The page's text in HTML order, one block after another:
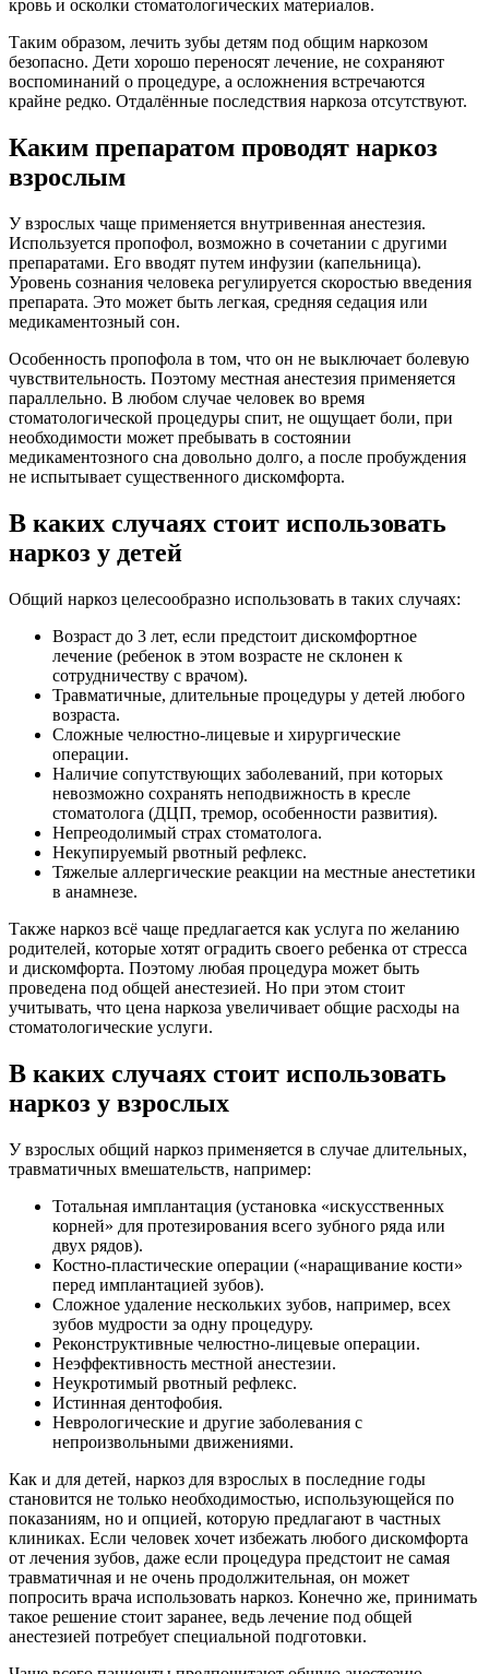
кровь и осколки стоматологических материалов.
Таким образом, лечить зубы детям под общим наркозом
безопасно. Дети хорошо переносят лечение, не сохраняют
воспоминаний о процедуре, а осложнения встречаются
крайне редко. Отдалённые последствия наркоза отсутствуют.
Каким препаратом проводят наркоз
взрослым
У взрослых чаще применяется внутривенная анестезия.
Используется пропофол, возможно в сочетании с другими
препаратами. Его вводят путем инфузии (капельница).
Уровень сознания человека регулируется скоростью введения
препарата. Это может быть легкая, средняя седация или
медикаментозный сон.
Особенность пропофола в том, что он не выключает болевую
чувствительность. Поэтому местная анестезия применяется
параллельно. В любом случае человек во время
стоматологической процедуры спит, не ощущает боли, при
необходимости может пребывать в состоянии
медикаментозного сна довольно долго, а после пробуждения
не испытывает существенного дискомфорта.
В каких случаях стоит использовать
наркоз у детей
Общий наркоз целесообразно использовать в таких случаях:
Возраст до 3 лет, если предстоит дискомфортное
лечение (ребенок в этом возрасте не склонен к
сотрудничеству с врачом).
Травматичные, длительные процедуры у детей любого
возраста.
Сложные челюстно-лицевые и хирургические
операции.
Наличие сопутствующих заболеваний, при которых
невозможно сохранять неподвижность в кресле
стоматолога (ДЦП, тремор, особенности развития).
Непреодолимый страх стоматолога.
Некупируемый рвотный рефлекс.
Тяжелые аллергические реакции на местные анестетики
в анамнезе.
Также наркоз всё чаще предлагается как услуга по желанию
родителей, которые хотят оградить своего ребенка от стресса
и дискомфорта. Поэтому любая процедура может быть
проведена под общей анестезией. Но при этом стоит
учитывать, что цена наркоза увеличивает общие расходы на
стоматологические услуги.
В каких случаях стоит использовать
наркоз у взрослых
У взрослых общий наркоз применяется в случае длительных,
травматичных вмешательств, например:
Тотальная имплантация (установка «искусственных
корней» для протезирования всего зубного ряда или
двух рядов).
Костно-пластические операции («наращивание кости»
перед имплантацией зубов).
Сложное удаление нескольких зубов, например, всех
зубов мудрости за одну процедуру.
Реконструктивные челюстно-лицевые операции.
Неэффективность местной анестезии.
Неукротимый рвотный рефлекс.
Истинная дентофобия.
Неврологические и другие заболевания с
непроизвольными движениями.
Как и для детей, наркоз для взрослых в последние годы
становится не только необходимостью, использующейся по
показаниям, но и опцией, которую предлагают в частных
клиниках. Если человек хочет избежать любого дискомфорта
от лечения зубов, даже если процедура предстоит не самая
травматичная и не очень продолжительная, он может
попросить врача использовать наркоз. Конечно же, принимать
такое решение стоит заранее, ведь лечение под общей
анестезией потребует специальной подготовки.